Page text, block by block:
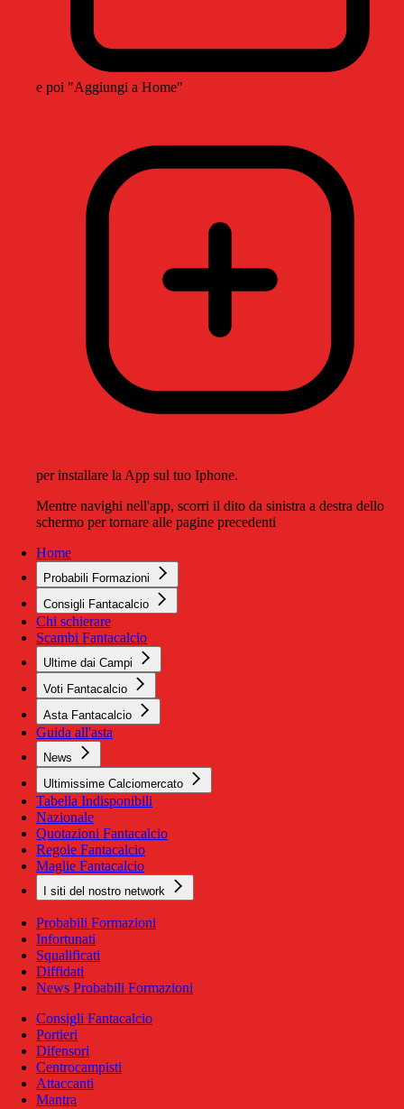
e poi "Aggiungi a Home"
per installare la App sul tuo Iphone.
Mentre navighi nell'app, scorri il dito da sinistra a destra dello
schermo per tornare alle pagine precedenti
Home
Probabili Formazioni
Consigli Fantacalcio
Chi schierare
Scambi Fantacalcio
Ultime dai Campi
Voti Fantacalcio
Asta Fantacalcio
Guida all'asta
News
Ultimissime Calciomercato
Tabella Indisponibili
Nazionale
Quotazioni Fantacalcio
Regole Fantacalcio
Maglie Fantacalcio
I siti del nostro network
Probabili Formazioni
Infortunati
Squalificati
Diffidati
News Probabili Formazioni
Consigli Fantacalcio
Portieri
Difensori
Centrocampisti
Attaccanti
Mantra